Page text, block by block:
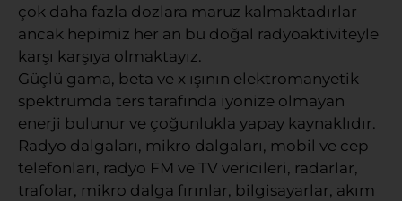
çok daha fazla dozlara maruz kalmaktadırlar
ancak hepimiz her an bu doğal radyoaktiviteyle
karşı karşıya olmaktayız.
Güçlü gama, beta ve x ışının elektromanyetik
spektrumda ters tarafında iyonize olmayan
enerji bulunur ve çoğunlukla yapay kaynaklıdır.
Radyo dalgaları, mikro dalgaları, mobil ve cep
telefonları, radyo FM ve TV vericileri, radarlar,
trafolar, mikro dalga fırınlar, bilgisayarlar, akım